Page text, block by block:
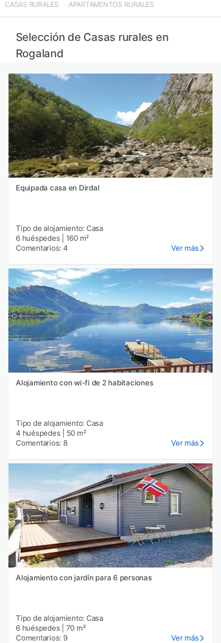
Casas rurales en Islas Frisias
Casas rurales en Mar del Norte
Casas rurales en Frisia
CASAS RURALES APARTAMENTOS RURALES
Selección de Casas rurales en
Rogaland
Equipada casa en Dirdal
Tipo de alojamiento: Casa
6 huéspedes
160 m²
Comentarios: 4
Ver más
Alojamiento con wi-fi de 2 habitaciones
Tipo de alojamiento: Casa
4 huéspedes
50 m²
Comentarios: 8
Ver más
Alojamiento con jardín para 6 personas
Tipo de alojamiento: Casa
6 huéspedes
70 m²
Comentarios: 9
Ver más